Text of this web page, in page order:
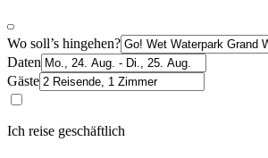
Wo soll’s hingehen?
Daten
Gäste
Ich reise geschäftlich